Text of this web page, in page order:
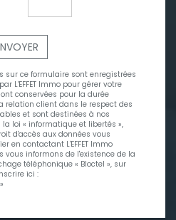
sur ce formulaire sont enregistrées
L'EFFET Immo pour gérer votre
conservées pour la durée
relation client dans le respect des
et sont destinées à nos
loi « informatique et libertés »,
d'accès aux données vous
en contactant L'EFFET Immo
vous informons de l'existence de la
téléphonique « Bloctel », sur
ici :
»